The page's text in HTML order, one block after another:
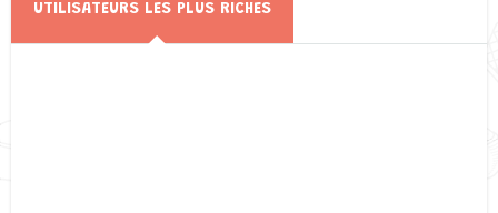
UTILISATEURS LES PLUS RICHES